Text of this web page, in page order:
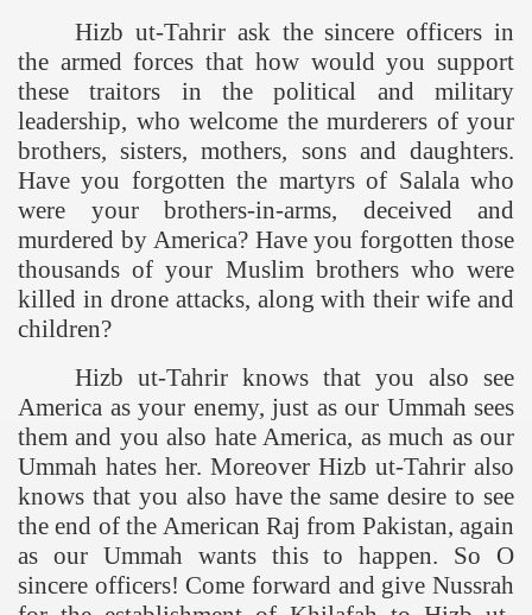
Hizb ut-Tahrir ask the sincere officers in
the armed forces that how would you support
these traitors in the political and military
leadership, who welcome the murderers of your
brothers, sisters, mothers, sons and daughters.
Have you forgotten the martyrs of Salala who
were your brothers-in-arms, deceived and
murdered by America? Have you forgotten those
thousands of your Muslim brothers who were
killed in drone attacks, along with their wife and
children?
Hizb ut-Tahrir knows that you also see
America as your enemy, just as our Ummah sees
them and you also hateAmerica, as much as our
Ummah hates her. Moreover Hizb ut-Tahrir also
knows that you also have the same desire to see
the end of the American Raj from Pakistan, again
as our Ummah wants this to happen. So O
sincere officers! Come forward and give Nussrah